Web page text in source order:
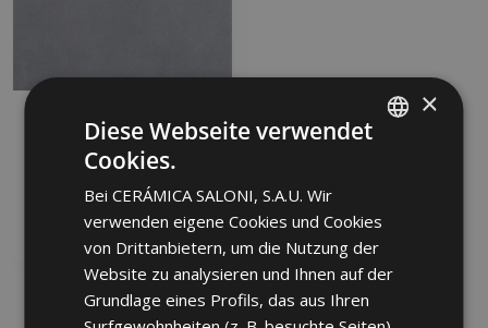
DAGAN MARENGO
ANTID 33 X 33
LZQ700 | 33x33
Zu Favoriten
hinzufügen
GERMAN
PORTUGUESE
×
Diese Webseite verwendet
Cookies.
Bei CERÁMICA SALONI, S.A.U. Wir
verwenden eigene Cookies und Cookies
von Drittanbietern, um die Nutzung der
Website zu analysieren und Ihnen auf der
Grundlage eines Profils, das aus Ihren